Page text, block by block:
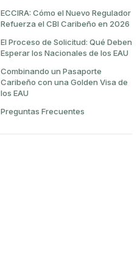
ECCIRA: Cómo el Nuevo Regulador
Refuerza el CBI Caribeño en 2026
El Proceso de Solicitud: Qué Deben
Esperar los Nacionales de los EAU
Combinando un Pasaporte
Caribeño con una Golden Visa de
los EAU
Preguntas Frecuentes